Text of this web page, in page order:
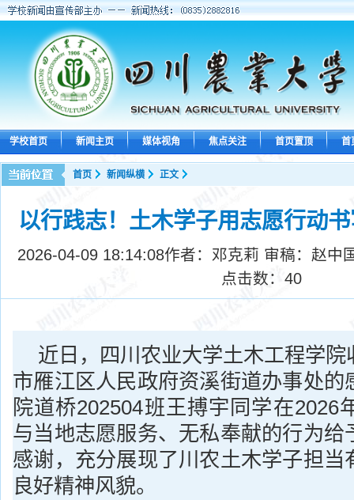
学校首页 新闻主页 媒体视角 焦点关注 首页置顶 首
首页 新闻纵横 正文
以行践志！土木学子用志愿行动
2026-04-09 18:14:08作者：邓克莉 审稿：赵中
点击数： 40
近日，四川农业大学土木工程学
市雁江区人民政府资溪街道办事处的
院道桥202504班王搏宇同学在2026
与当地志愿服务、无私奉献的行为给
感谢，充分展现了川农土木学子担当
良好精神风貌。